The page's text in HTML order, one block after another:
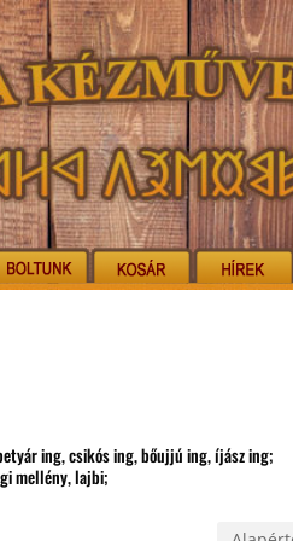
ing, csikós ing, bőujjú ing, íjász ing;
mellény, lajbi;